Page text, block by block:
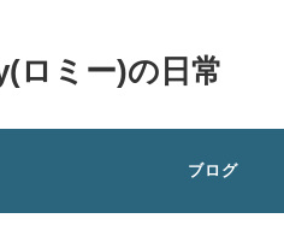
ロミー)の日常
ブログ